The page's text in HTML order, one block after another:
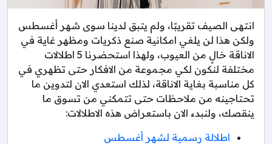
انتهى الصيف تقريبًا، ولم يتبق لدينا سوى شهر أغسطس
ولكن هذا لن يلغي امكانية صنع ذكريات ومظهر غاية في
الاناقة خالٍ من العيوب، ولهذا استحضرنا 5 اطلالات
مختلفة لنكون لكي مجموعة من الافكار حتى تظهري في
كل مناسبة بغاية الاناقة، لذلك استعدي الان لتدوين ما
تحتاجينه من ملاحظات حتى تتمكني من تسوق ما
ينقصك، ولنبدء الان باستعراض هذه الاطلالات:
اطلالة رسمية لشهر أغسطس